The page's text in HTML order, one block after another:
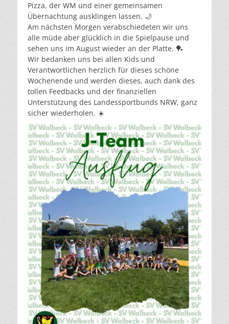
Pizza, der WM und einer gemeinsamen
Übernachtung ausklingen lassen. 🌙
Am nächsten Morgen verabschiedeten wir uns
alle müde aber glücklich in die Spielpause und
sehen uns im August wieder an der Platte. 🏓
Wir bedanken uns bei allen Kids und
Verantwortlichen herzlich für dieses schöne
Wochenende und werden dieses, auch dank des
tollen Feedbacks und der finanziellen
Unterstützung des Landessportbunds NRW, ganz
sicher wiederholen. ☀️